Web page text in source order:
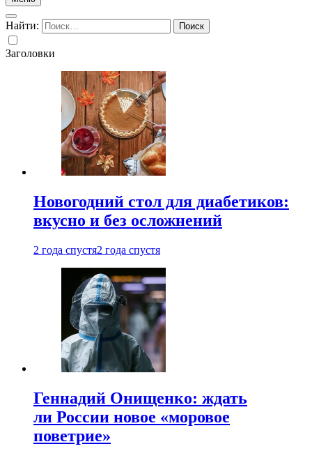
Найти:
Заголовки
Новогодний стол для диабетиков:
вкусно и без осложнений
2 года спустя2 года спустя
Геннадий Онищенко: ждать
ли России новое «моровое
поветрие»